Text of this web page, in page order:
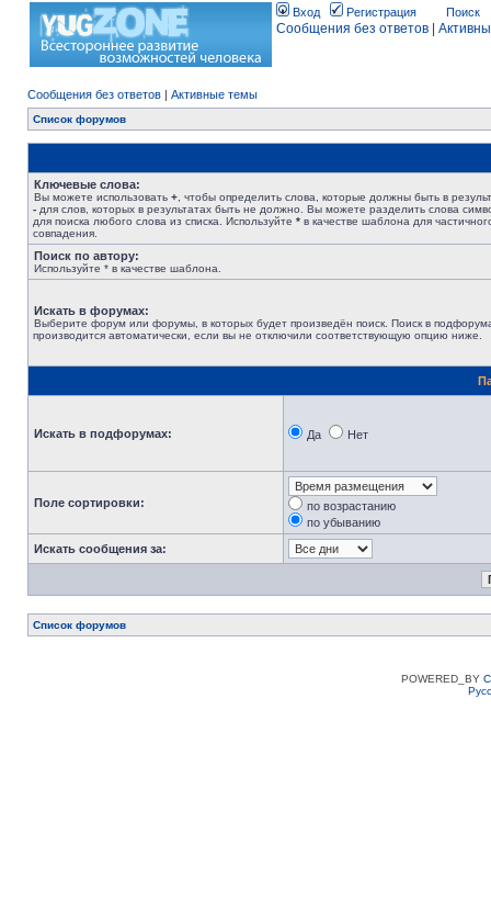
Вход Регистрация Поиск
Сообщения без ответов
Сообщения без ответов | Активные темы
Список форумов
Ключевые слова:
Вы можете использовать + , чтобы определить слова, которые должны быть в
- для слов, которых в результатах быть не должно. Вы можете разделить слова
для поиска любого слова из списка. Используйте * в качестве шаблона для
совпадения.
Поиск по автору:
Используйте * в качестве шаблона.
Искать в форумах:
Выберите форум или форумы, в которых будет произведён поиск. Поиск в
производится автоматически, если вы не отключили соответствующую опцию ниже.
Искать в подфорумах: Да Нет
Поле сортировки:
по возрастанию
по убыванию
Искать сообщения за:
Список форумов
POWERED_BY